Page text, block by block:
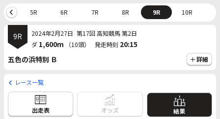
5R 6R 7R 8R 9R 10R
9R 2024年2月27日 第17回 高知競馬 第2日
ダ 1,600m （10頭） 発走時刻 20:15
五色の浜特別 Ｂ
詳細
レース一覧
出走表 オッズ 結果